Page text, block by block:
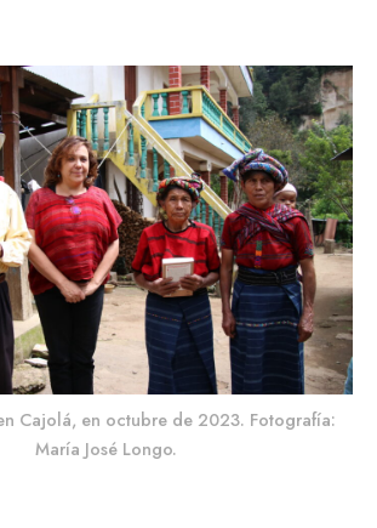
Cajolá, en octubre de 2023. Fotografía:
María José Longo.